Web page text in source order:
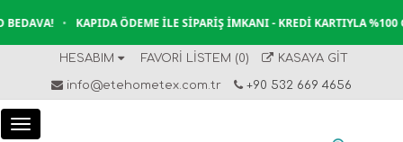
• KAPIDA ÖDEME İLE SIPARIŞ İMKANI - KREDI KARTIYLA %100
HESABIM FAVORI LISTEM (0) KASAYA GIT
info@etehometex.com.tr +90 532 669 4656